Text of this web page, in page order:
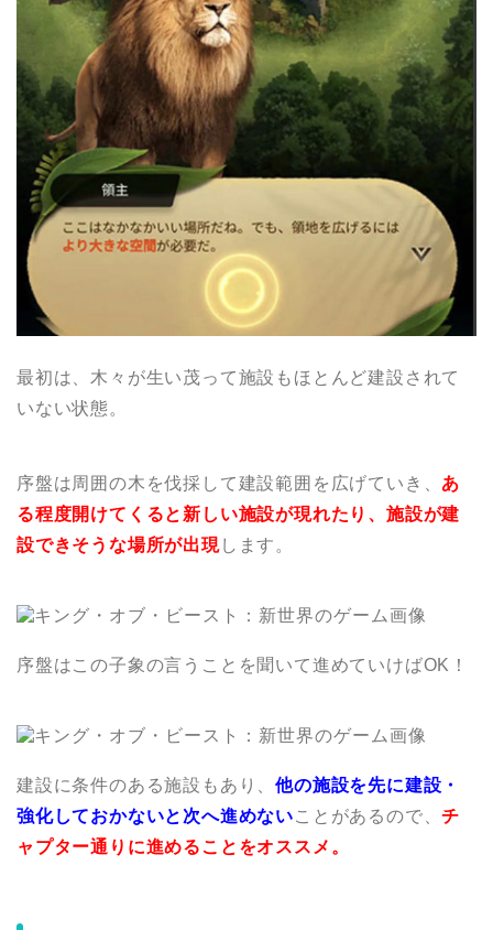
最初は、木々が生い茂って施設もほとんど建設されて
いない状態。
序盤は周囲の木を伐採して建設範囲を広げていき、 あ
る程度開けてくると新しい施設が現れたり、施設が建
設できそうな場所が出現します。
序盤はこの子象の言うことを聞いて進めていけばOK！
建設に条件のある施設もあり、他の施設を先に建設・
強化しておかないと次へ進めないことがあるので、チ
ャプター通りに進めることをオススメ。